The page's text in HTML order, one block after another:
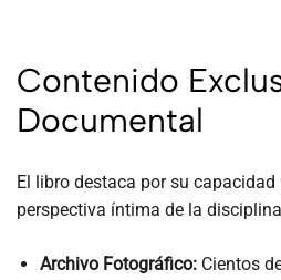
Contenido
Documental
El libro destaca por su
perspectiva íntima de la
Archivo Fotográfico:Cientos